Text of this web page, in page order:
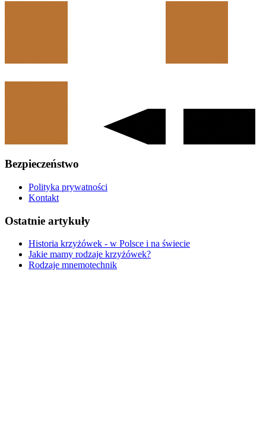
Bezpieczeństwo
Polityka prywatności
Kontakt
Ostatnie artykuły
Historia krzyżówek - w Polsce i na świecie
Jakie mamy rodzaje krzyżówek?
Rodzaje mnemotechnik